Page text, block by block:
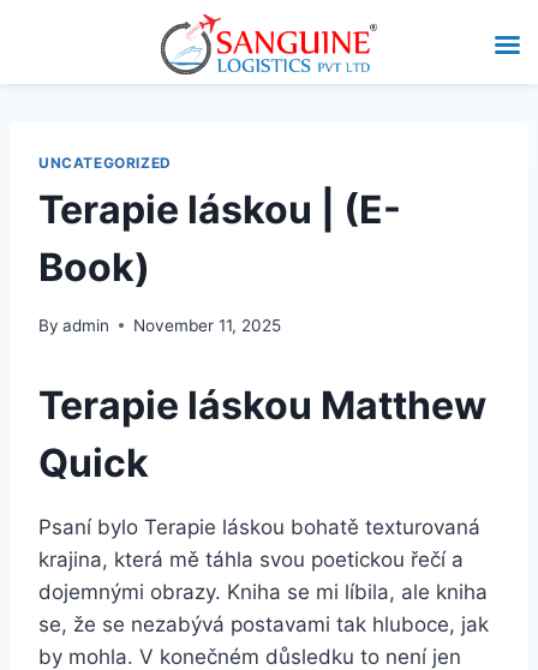
UNCATEGORIZED
Terapie láskou | (E-
Book)
By admin November 11, 2025
Terapie láskou Matthew
Quick
Psaní bylo Terapie láskou bohatě texturovaná
krajina, která mě táhla svou poetickou řečí a
dojemnými obrazy. Kniha se mi líbila, ale kniha
se, že se nezabývá postavami tak hluboce, jak
by mohla. V konečném důsledku to není jen